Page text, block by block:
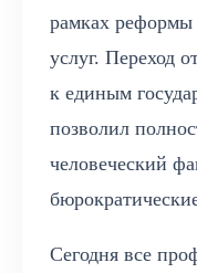
рамках
услуг. Переход
к единым
позволил
человеческий
Сегодня все